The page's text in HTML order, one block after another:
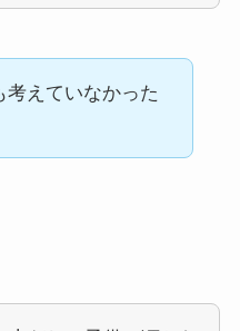
考えていなかった